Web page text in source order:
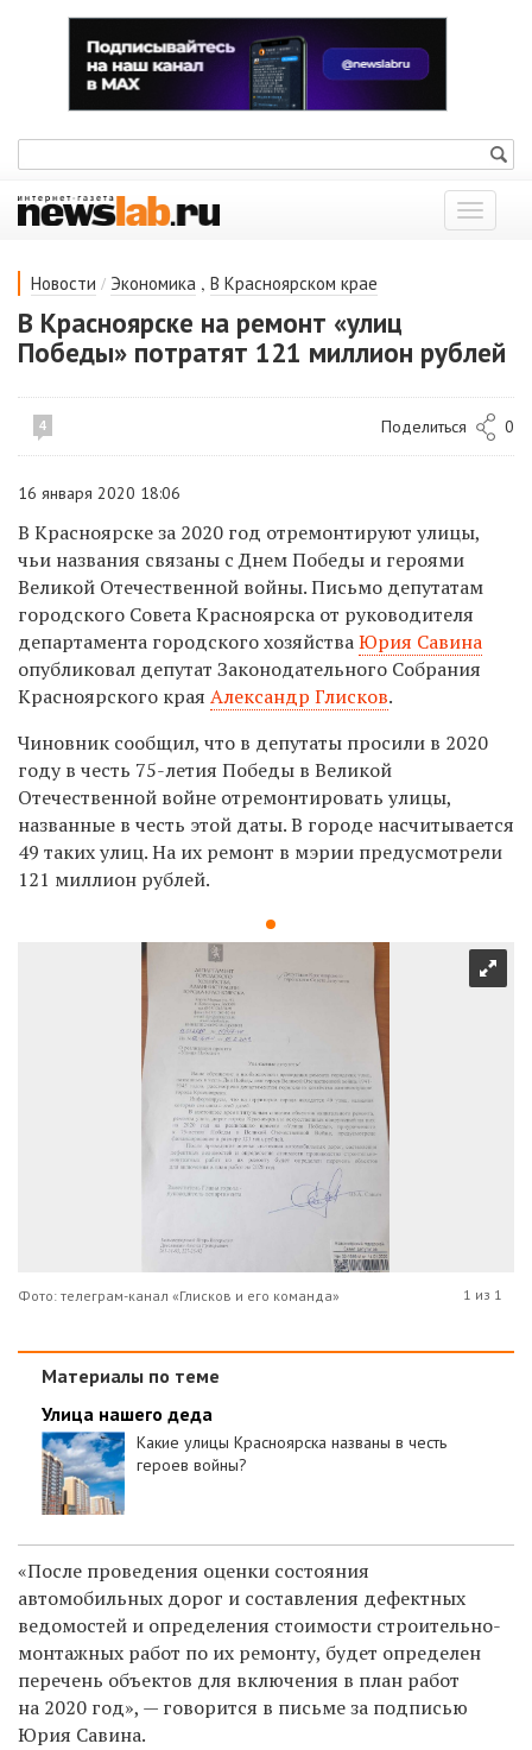
Показать
меню
Новости / Экономика , В Красноярском крае
В Красноярске на ремонт «улиц
Победы» потратят 121 миллион рублей
4 Поделиться 0
16 января 2020 18:06
В Красноярске за 2020 год отремонтируют улицы,
чьи названия связаны с Днем Победы и героями
Великой Отечественной войны. Письмо депутатам
городского Совета Красноярска от руководителя
департамента городского хозяйстваЮрия Савина
опубликовал депутат Законодательного Собрания
Красноярского края Александр Глисков.
Чиновник сообщил, что в депутаты просили в 2020
году в честь 75-летия Победы в Великой
Отечественной войне отремонтировать улицы,
названные в честь этой даты. В городе насчитывается
49 таких улиц. На их ремонт в мэрии предусмотрели
121 миллион рублей.
Фото: телеграм-канал «Глисков и его команда» 1 из 1
Материалы по теме
Улица нашего деда
Какие улицы Красноярска названы в честь
героев войны?
«После проведения оценки состояния
автомобильных дорог и составления дефектных
ведомостей и определения стоимости строительно-
монтажных работ по их ремонту, будет определен
перечень объектов для включения в план работ
на 2020 год», — говорится в письме за подписью
Юрия Савина.